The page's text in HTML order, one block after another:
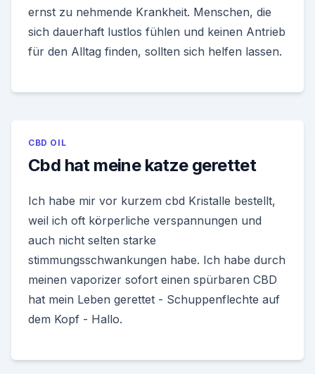
ernst zu nehmende Krankheit. Menschen, die
sich dauerhaft lustlos fühlen und keinen Antrieb
für den Alltag finden, sollten sich helfen lassen.
CBD OIL
Cbd hat meine katze gerettet
Ich habe mir vor kurzem cbd Kristalle bestellt,
weil ich oft körperliche verspannungen und
auch nicht selten starke
stimmungsschwankungen habe. Ich habe durch
meinen vaporizer sofort einen spürbaren CBD
hat mein Leben gerettet - Schuppenflechte auf
dem Kopf - Hallo.